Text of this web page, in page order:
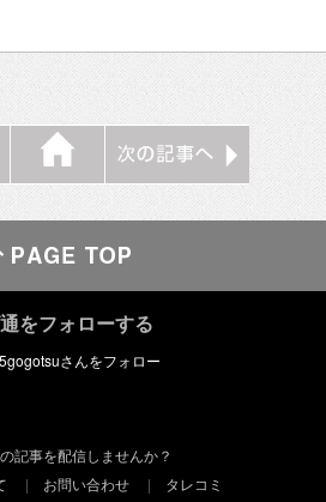
をフォローする
記事を配信しませんか？
お問い合わせ タレコミ